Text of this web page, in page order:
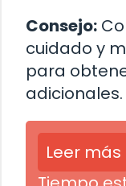
Consejo:
cuidado y
para
adicionales.
Leer más